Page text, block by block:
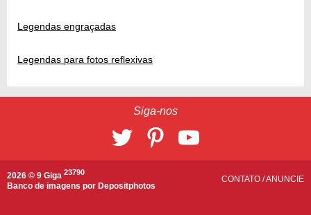
Legendas engraçadas
Legendas para fotos reflexivas
Siga-nos
2026 © 9 Giga 23790
Banco de imagens por Depositphotos
CONTATO /ANUNCIE